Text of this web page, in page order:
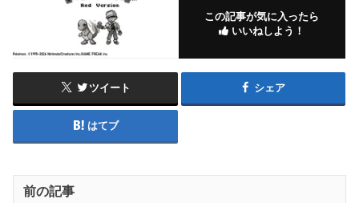
この記事が気に入ったら
いいねしよう！
ツイート シェア
はてブ
前の記事